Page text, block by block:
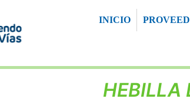
INICIO
HEBILLA